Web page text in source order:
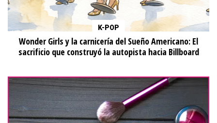
K-POP
Wonder Girls y la carnicería del Sueño Americano: El
sacrificio que construyó la autopista hacia Billboard